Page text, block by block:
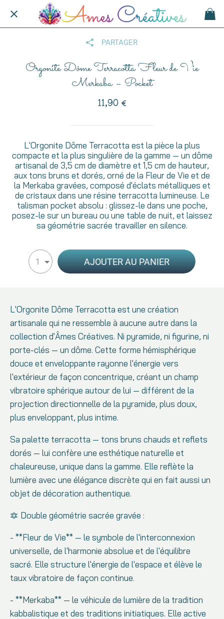
PARTAGER
Orgonite Dôme Terracotta Fleur de Vie
Merkaba – Pocket
11,90 €
L'Orgonite Dôme Terracotta est la pièce la plus
compacte et la plus singulière de la gamme — un dôme
artisanal de 3,5 cm de diamètre et 1,5 cm de hauteur,
aux tons bruns et dorés, orné de la Fleur de Vie et de
la Merkaba gravées, composé d'éclats métalliques et
de cristaux dans une résine terracotta lumineuse. Le
talisman pocket absolu : glissez-le dans une poche,
posez-le sur un bureau ou une table de nuit, et laissez
sa géométrie sacrée travailler en silence.
1 AJOUTER AU PANIER
L'Orgonite Dôme Terracotta est une création
artisanale qui ne ressemble à aucune autre dans la
collection d'Âmes Créatives. Ni pyramide, ni figurine, ni
porte-clés — un dôme. Cette forme hémisphérique
douce et enveloppante rayonne l'énergie vers
l'extérieur de façon concentrique, créant un champ
vibratoire sphérique autour de lui — différent de la
projection directionnelle de la pyramide, plus doux,
plus enveloppant, plus intime.
Sa palette terracotta — tons bruns chauds et reflets
dorés — lui confère une esthétique naturelle et
chaleureuse, unique dans la gamme. Elle reflète la
lumière avec une élégance discrète qui en fait aussi un
objet de décoration authentique.
🔯 Double géométrie sacrée gravée :
- **Fleur de Vie** — le symbole de l'interconnexion
universelle, de l'harmonie absolue et de l'équilibre
sacré. Elle structure l'énergie de l'espace et élève le
taux vibratoire de façon continue.
- **Merkaba** — le véhicule de lumière de la tradition
kabbalistique et des traditions initiatiques. Elle active